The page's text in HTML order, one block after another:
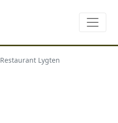
Restaurant Lygten